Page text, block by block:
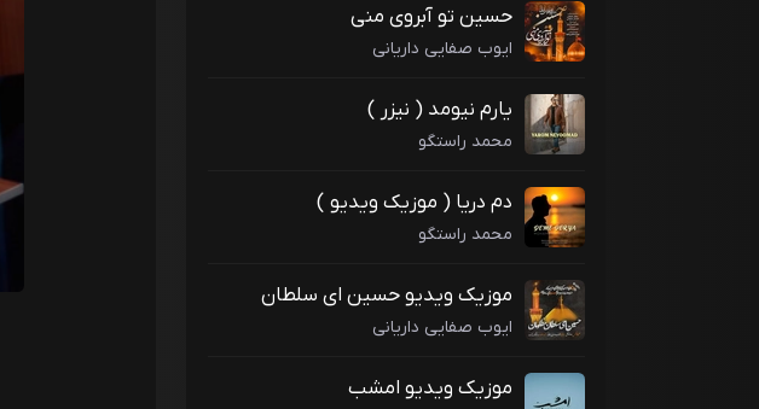
حسین تو آبروی منی
ایوب صفایی داریانی
یارم نیومد ( نیزر )
محمد راستگو
دم دریا ( موزیک ویدیو )
محمد راستگو
موزیک ویدیو حسین ای سلطان
مظلومان
ایوب صفایی داریانی
موزیک ویدیو امشب